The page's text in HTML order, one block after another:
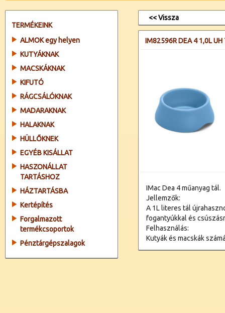
TERMÉKEINK
ALMOK egy helyen
KUTYÁKNAK
MACSKÁKNAK
KIFUTÓ
RÁGCSÁLÓKNAK
MADARAKNAK
HALAKNAK
HÜLLŐKNEK
EGYÉB KISÁLLAT
HASZONÁLLAT
TARTÁSHOZ
HÁZTARTÁSBA
Kertépítés
Forgalmazott
termékcsoportok
Pénztárgépszalagok
<< Vissza
IM82596R DEA 4 1,0L UH
IMac Dea 4 műanyag tál.
Jellemzők:
A 1L literes tál
fogantyúkkal és
Felhasználás:
Kutyák és macskák